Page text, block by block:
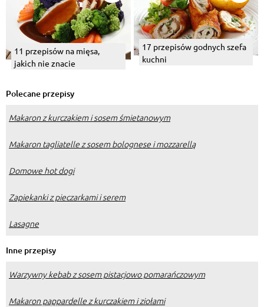
11 przepisów na mięsa,
jakich nie znacie
17 przepisów godnych szefa
kuchni
Polecane przepisy
Makaron z kurczakiem i sosem śmietanowym
Makaron tagliatelle z sosem bolognese i mozzarellą
Domowe hot dogi
Zapiekanki z pieczarkami i serem
Lasagne
Inne przepisy
Warzywny kebab z sosem pistacjowo pomarańczowym
Makaron pappardelle z kurczakiem i ziołami